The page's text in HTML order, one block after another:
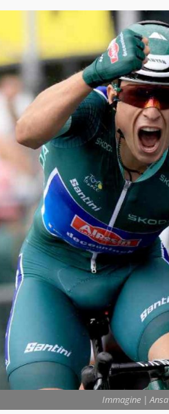
Immagine | Ansa